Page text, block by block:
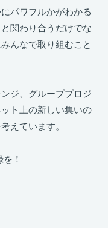
パワフルかがわかる
関わり合うだけでな
んなで取り組むこと
ジ、グループプロジ
ト上の新しい集いの
えています。
！